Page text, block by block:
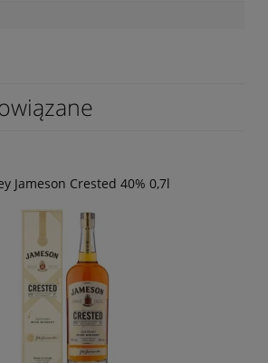
Jameson Crested 40% 0,7l